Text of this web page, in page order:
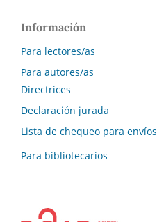
Información
Para lectores/as
Para autores/as
Directrices
Declaración jurada
Lista de chequeo para envíos
Para bibliotecarios